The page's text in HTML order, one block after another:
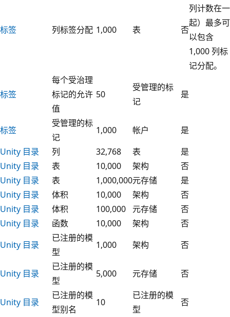
标签 列标签分配 1,000 表 否
列计数在一
起）最多可
以包含
1,000 列标
记分配。
标签
每个受治理
标记的允许
值
50
受管理的标
记
是
标签
受管理的标
记
1,000 帐户
是
Unity 目录
列 32,768 表
是
Unity 目录
表 10,000 架构
否
Unity 目录
表 1,000,000元存储
是
Unity 目录
体积 10,000 架构
否
Unity 目录
体积 100,000 元存储
否
Unity 目录
函数 10,000 架构
否
Unity 目录
已注册的模
型
1,000 架构 否
Unity 目录
已注册的模
型
5,000 元存储 否
Unity 目录
已注册的模
型别名
10
已注册的模
型
否